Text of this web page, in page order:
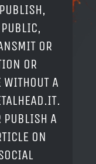
OR
OR
WITHOUT A
PUBLISH A
ON